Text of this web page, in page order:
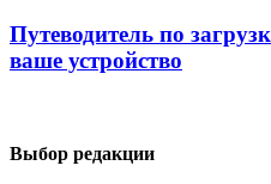
Путеводитель по
ваше устройство
Выбор редакции